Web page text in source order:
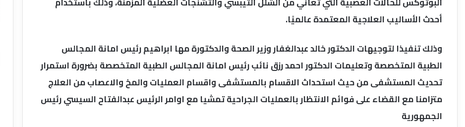
أحدث الأساليب العلاجية المعتمدة عالميًا.
وذلك تنفيذا لتوجيهات الدكتور خالد عبدالغفار وزير الصحة والدكتورة مها ابراهيم رئيس امانة المجالس
الطبية المتخصصة وتعليمات الدكتور احمد رزق نائب رئيس امانة المجالس الطبية المتخصصة بضرورة استمرار
تحديث المستشفى من حيث استحداث الاقسام بالمستشفى واقسام العمليات والمخ والاعصاب من العلاج
متزامنا مع القضاء على فوائم الانتظار بالعمليات الجراحية تمشيا مع اوامر الرئيس عبدالفتاح السيسي رئيس
الجمهورية